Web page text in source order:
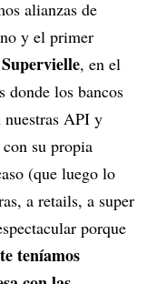
alianzas de
y el primer
, en el
donde los bancos
API y
su propia
(que luego lo
a retails, a super
porque
teníamos